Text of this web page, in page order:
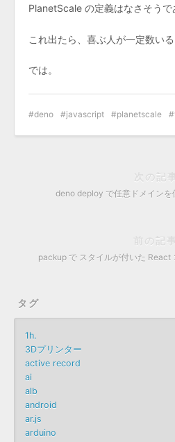
PlanetScale の定義はなさそうで
これ出たら、喜ぶ人が一定数いる
では。
deno javascript planetscale
次の記
deno deploy で任意ドメインを
前の記
packup で スタイルが付いた React
タグ
1h.
3Dプリンター
active record
ai
alb
android
ar.js
arduino